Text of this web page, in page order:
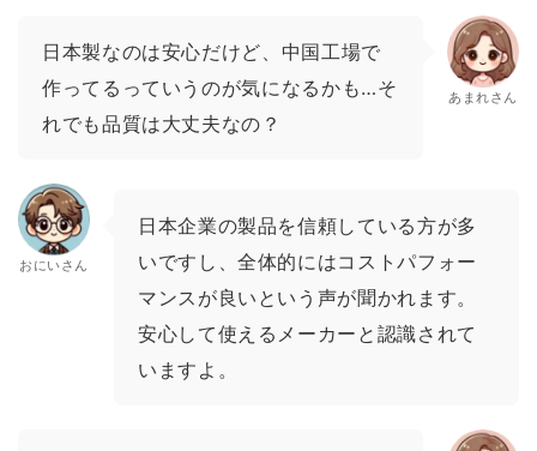
日本製なのは安心だけど、中国工場で
作ってるっていうのが気になるかも…そ
れでも品質は大丈夫なの？
あまれさん
おにいさん
日本企業の製品を信頼している方が多
いですし、全体的にはコストパフォー
マンスが良いという声が聞かれます。
安心して使えるメーカーと認識されて
いますよ。